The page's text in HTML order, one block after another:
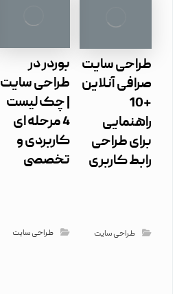
طراحی سایت
صرافی آنلاین
+10
راهنمایی
برای طراحی
رابط کاربری
طراحی سایت
بوردر در
طراحی سایت
| چک ‌لیست
4 مرحله ‌ای
کاربردی و
تخصصی
طراحی سایت